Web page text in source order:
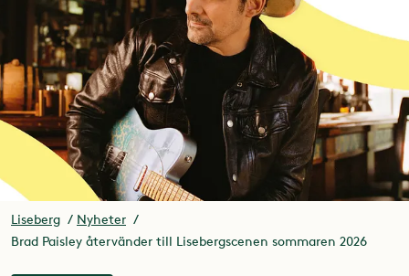
Liseberg
Nyheter
Brad Paisley återvänder till Lisebergscenen sommaren 2026